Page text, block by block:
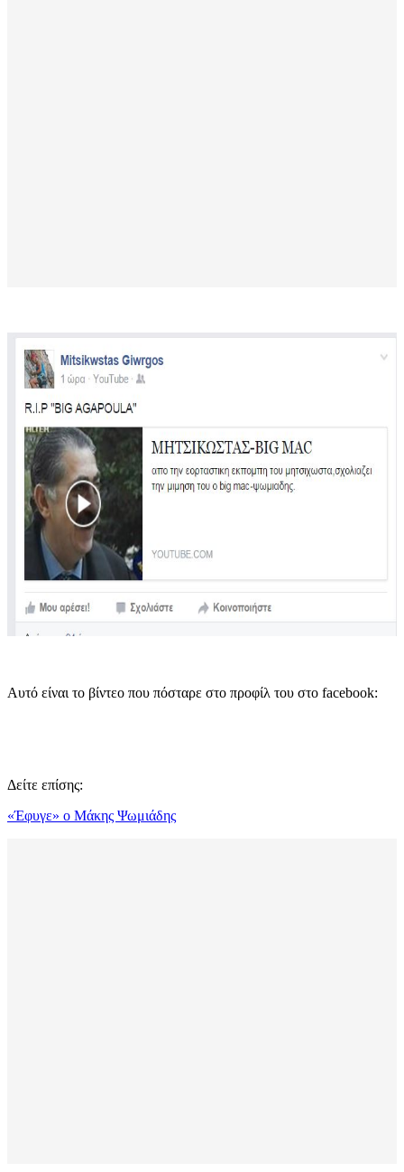
Αυτό είναι το βίντεο που πόσταρε στο προφίλ του στο facebook:
Δείτε επίσης:
«Έφυγε» ο Μάκης Ψωμιάδης